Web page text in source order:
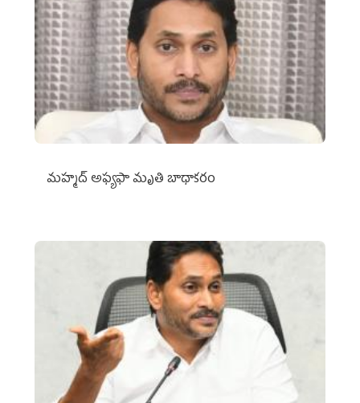
మహ్మద్‌ అఫ్యఫా మృతి బాధాకరం